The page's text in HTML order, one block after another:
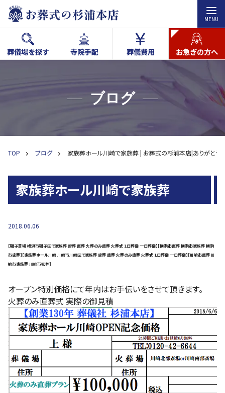
MENU
葬儀場を探す 寺院手配 葬儀費用 お急ぎの方へ
ブログ
TOP ブログ 家族葬ホール川崎で家族葬 | お葬式の杉浦本店|ありがとう
家族葬ホール川崎で家族葬
2018.06.06
【磯子斎場 横浜市磯子区で家族葬 密葬 直葬 火葬のみ直葬 火葬式 1日葬儀 一日葬儀】【横浜市直葬 横浜市家族葬 横浜
市密葬】【家族葬ホール川崎 川崎市川崎区で家族葬 密葬 直葬 火葬のみ直葬 火葬式 1日葬儀 一日葬儀】【川崎市直葬 川
崎市家族葬 川崎市密葬】
オープン特別価格にて年内はお手伝いをさせて頂きます。
火葬のみ直葬式 実際の御見積